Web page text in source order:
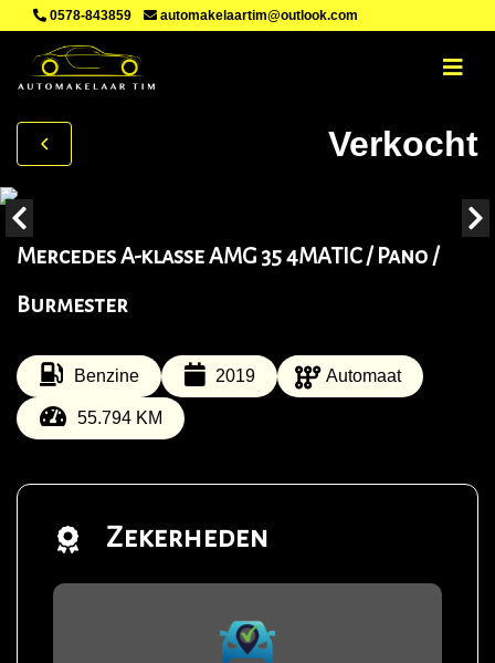
0578-843859 automakelaartim@outlook.com
Verkocht
Mercedes A-klasse AMG 35 4MATIC / Pano /
Burmester
Benzine 2019 Automaat
55.794 KM
Zekerheden